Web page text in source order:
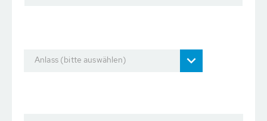
Anlass (bitte auswählen)